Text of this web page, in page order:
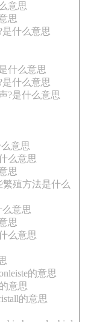
意思
思
什么意思
什么意思
什么意思
?是什么意思
意思
么意思
思
殖方法是什么
意思
思
么意思
的意思
意思
的意思